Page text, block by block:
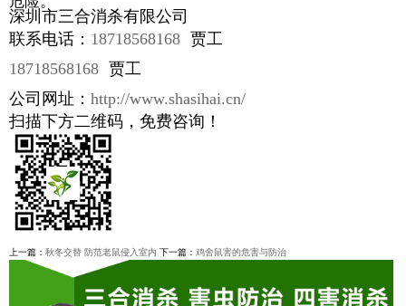
深圳市三合消杀有限公司
联系电话： 18718568168 贾工
18718568168 贾工
公司网址： http://www.shasihai.cn/
扫描下方二维码，免费咨询！
上一篇： 秋冬交替 防范老鼠侵入室内 下一篇： 鸡舍鼠害的危害与防治